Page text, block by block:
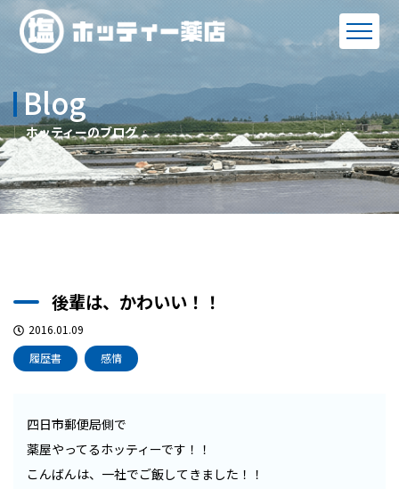
Blog
ホッティーのブログ
後輩は、かわいい！！
2016.01.09
履歴書
感情
四日市郵便局側で
薬屋やってるホッティーです！！
こんばんは、一社でご飯してきました！！